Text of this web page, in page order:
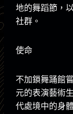
地的舞蹈節，
社群。
使命
不加鎖舞踊館
元的表演藝術
代處境中的身